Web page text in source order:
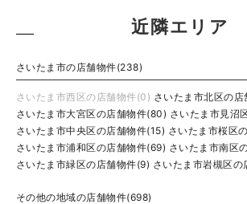
近隣エリア
さいたま市の店舗物件(238)
さいたま市西区の店舗物件(0) さいたま市北区の店
さいたま市大宮区の店舗物件(80) さいたま市見沼
さいたま市中央区の店舗物件(15) さいたま市桜区
さいたま市浦和区の店舗物件(69) さいたま市南区
さいたま市緑区の店舗物件(9) さいたま市岩槻区の
その他の地域の店舗物件(698)